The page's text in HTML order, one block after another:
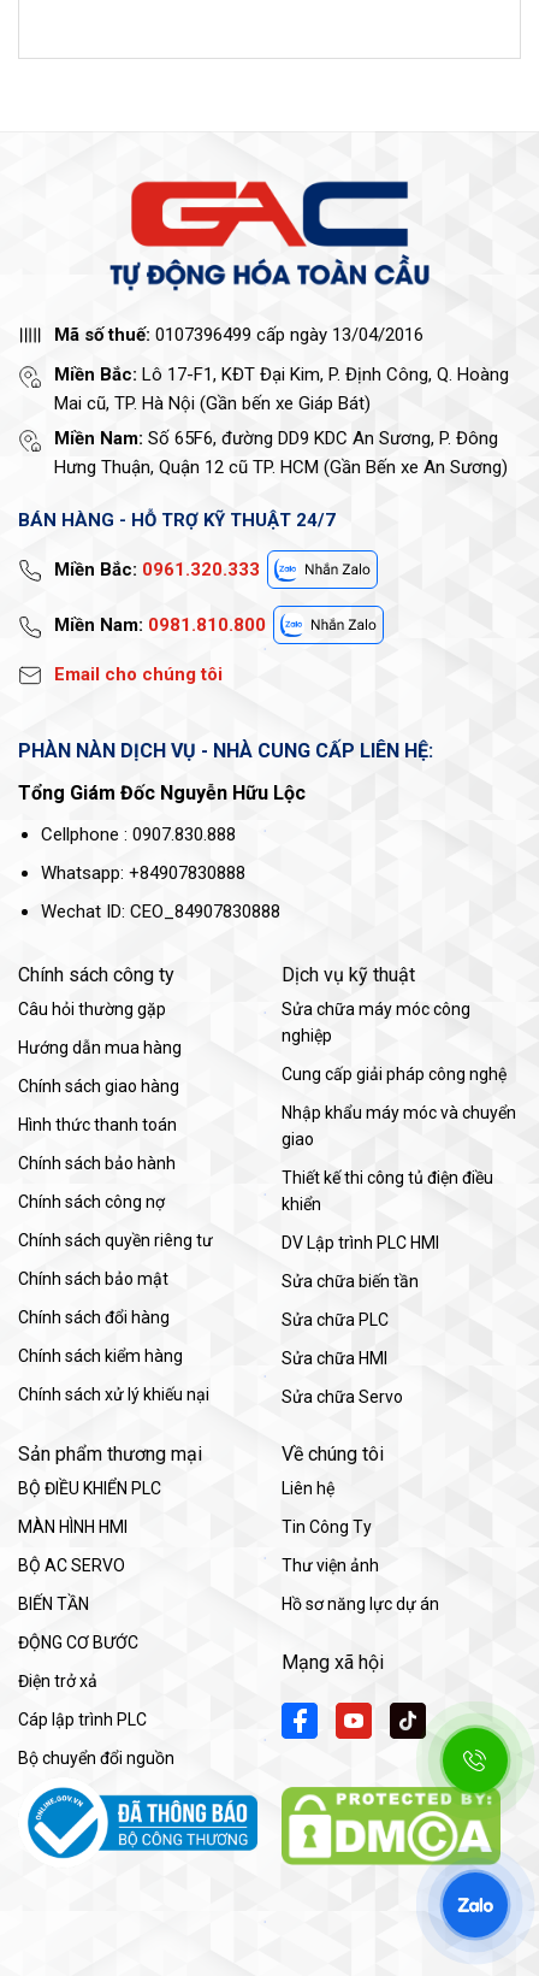
Mã số thuế: 0107396499 cấp ngày 13/04/2016
Miền Bắc: Lô 17-F1, KĐT Đại Kim, P. Định Công, Q. Hoàng
Mai cũ, TP. Hà Nội (Gần bến xe Giáp Bát)
Miền Nam: Số 65F6, đường DD9 KDC An Sương, P. Đông
Hưng Thuận, Quận 12 cũ TP. HCM (Gần Bến xe An Sương)
BÁN HÀNG - HỖ TRỢ KỸ THUẬT 24/7
Miền Bắc: 0961.320.333
Miền Nam: 0981.810.800
Email cho chúng tôi
PHÀN NÀN DỊCH VỤ - NHÀ CUNG CẤP LIÊN HỆ:
Tổng Giám Đốc Nguyễn Hữu Lộc
Cellphone : 0907.830.888
Whatsapp: +84907830888
Wechat ID: CEO_84907830888
Chính sách công ty
Câu hỏi thường gặp
Hướng dẫn mua hàng
Chính sách giao hàng
Hình thức thanh toán
Chính sách bảo hành
Chính sách công nợ
Chính sách quyền riêng tư
Chính sách bảo mật
Chính sách đổi hàng
Chính sách kiểm hàng
Chính sách xử lý khiếu nại
Dịch vụ kỹ thuật
Sửa chữa máy móc công
nghiệp
Cung cấp giải pháp công nghệ
Nhập khẩu máy móc và chuyển
giao
Thiết kế thi công tủ điện điều
khiển
DV Lập trình PLC HMI
Sửa chữa biến tần
Sửa chữa PLC
Sửa chữa HMI
Sửa chữa Servo
Sản phẩm thương mại
BỘ ĐIỀU KHIỂN PLC
MÀN HÌNH HMI
BỘ AC SERVO
BIẾN TẦN
ĐỘNG CƠ BƯỚC
Điện trở xả
Cáp lập trình PLC
Bộ chuyển đổi nguồn
Về chúng tôi
Liên hệ
Tin Công Ty
Thư viện ảnh
Hồ sơ năng lực dự án
Mạng xã hội